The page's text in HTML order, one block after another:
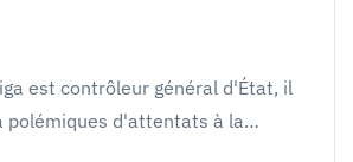
est contrôleur général d'État, il
polémiques d'attentats à la…